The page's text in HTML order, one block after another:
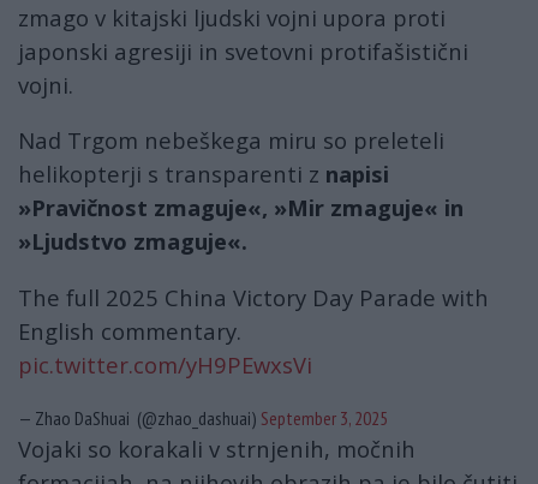
zmago v kitajski ljudski vojni upora proti
japonski agresiji in svetovni protifašistični
vojni.
Nad Trgom nebeškega miru so preleteli
helikopterji s transparenti z napisi
»Pravičnost zmaguje«, »Mir zmaguje« in
»Ljudstvo zmaguje«.
The full 2025 China Victory Day Parade with
English commentary.
pic.twitter.com/yH9PEwxsVi
— Zhao DaShuai (@zhao_dashuai) September 3, 2025
Vojaki so korakali v strnjenih, močnih